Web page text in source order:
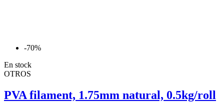
-70%
En stock
OTROS
PVA filament, 1.75mm natural, 0.5kg/roll